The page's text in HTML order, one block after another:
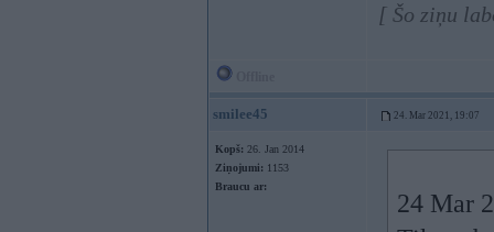
[ Šo ziņu
smilee45 24. Mar 2021, 19:07
Kopš: 26. Jan 2014
Ziņojumi: 1153
Braucu ar:
24 Mar